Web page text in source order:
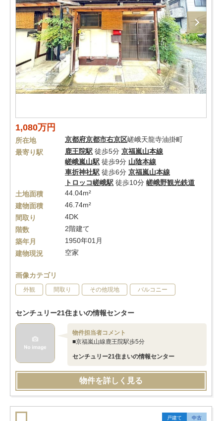
1,080万円
所在地 京都府京都市右京区嵯峨天龍寺油掛町
最寄り駅
鹿王院駅 徒歩5分 京福嵐山本線
嵯峨嵐山駅 徒歩9分 山陰本線
車折神社駅 徒歩6分 京福嵐山本線
トロッコ嵯峨駅 徒歩10分 嵯峨野観光鉄道
土地面積
44.04m²
建物面積
46.74m²
間取り
4DK
階数
2階建て
築年月
1950年01月
建物現況
空家
画像カテゴリ
外観 間取り その他現地 バルコニー
センチュリー21住まいの情報センター
物件担当者コメント
■京福嵐山線鹿王院駅歩5分
センチュリー21住まいの情報センター
物件を詳しく見る
戸建て 中古